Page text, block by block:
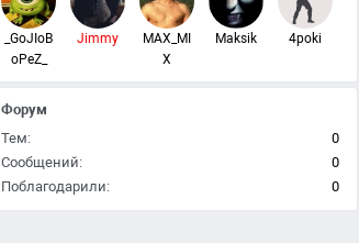
_GoJIoB
oPeZ_
Jimmy
MAX_MI
X
Maksik 4poki
Форум
Тем:
0
Сообщений:
0
Поблагодарили:
0